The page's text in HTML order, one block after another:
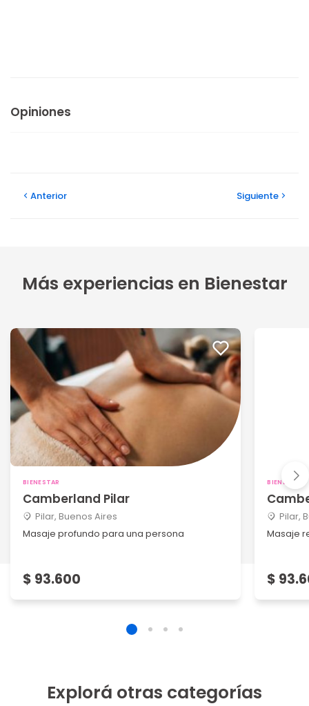
Opiniones
Anterior Siguiente
Más experiencias en Bienestar
BIENESTAR
Camberland Pilar
Pilar, Buenos Aires
Masaje profundo para una persona
$ 93.600
BIENESTAR
Pilar,
Masaje
$
Explorá otras categorías